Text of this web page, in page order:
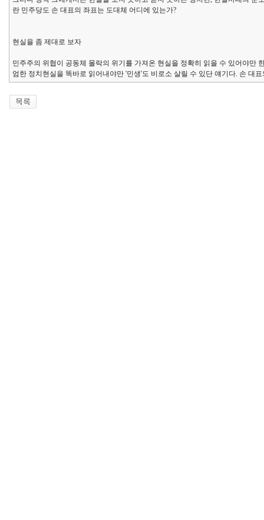
란 민주당도 손 대표의 좌표는 도대체 어디에 있는가?
현실을 좀 제대로 보자
민주주의 위협이 공동체 몰락의 위기를 가져온 현실을 정확히 읽을 수 있어야만
엄한 정치현실을 똑바로 읽어내야만 '민생'도 비로소 살릴 수 있단 얘기다. 손 대